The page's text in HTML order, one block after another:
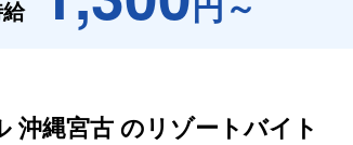
沖縄宮古 のリゾートバイト